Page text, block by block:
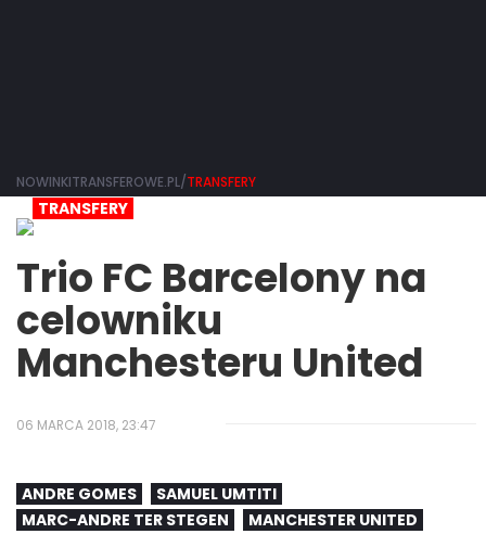
NOWINKITRANSFEROWE.PL/TRANSFERY
TRANSFERY
Trio FC Barcelony na
celowniku
Manchesteru United
06 MARCA 2018, 23:47
ANDRE GOMES
SAMUEL UMTITI
MARC-ANDRE TER STEGEN
MANCHESTER UNITED